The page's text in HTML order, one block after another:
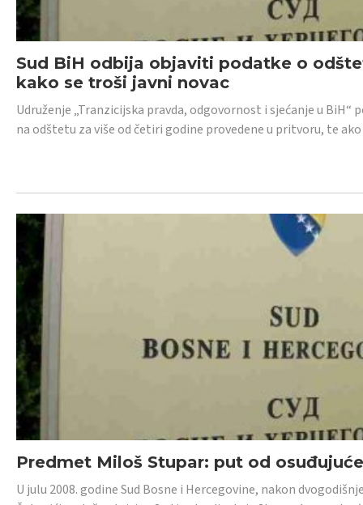
Sud BiH odbija objaviti podatke o
kako se troši javni novac
Udruženje „Tranzicijska pravda, odgovornost i sjećanje u
na odštetu za više od četiri godine provedene u pritvoru, te
Predmet Miloš Stupar: put od
U julu 2008. godine Sud Bosne i Hercegovine, nakon